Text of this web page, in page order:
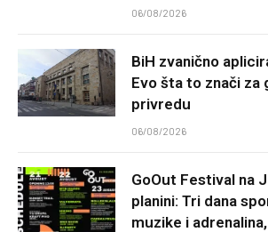
06/08/2026
BiH zvanično
Evo šta to znači za
privredu
06/08/2026
GoOut Festival na
planini: Tri dana
muzike i